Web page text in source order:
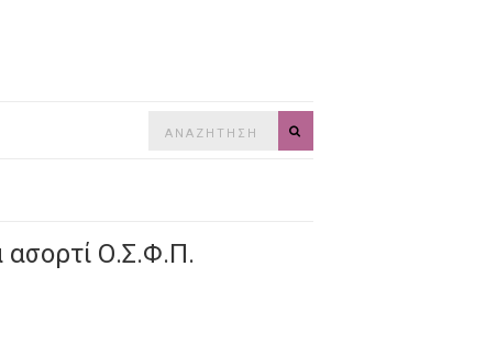
ασορτί Ο.Σ.Φ.Π.